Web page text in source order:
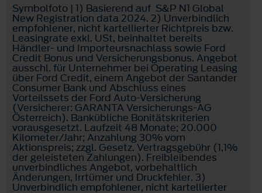
Symbolfoto | 1) Basierend auf S&P N1 Global
New Registration data 2024. 2) Unverbindlich
empfohlener, nicht kartellierter Richtpreis bzw.
Leasingrate exkl. USt, beinhaltet bereits
Händler- und Importeursnachlass sowie Ford
Credit Bonus und Versicherungsbonus. Angebot
ausschl. für Unternehmer bei Operating Leasing
über Ford Credit, einem Angebot der Santander
Consumer Bank und Abschluss eines
Vorteilssets der Ford Auto-Versicherung
(Versicherer: GARANTA Versicherungs-AG
Österreich). Bankübliche Bonitätskriterien
vorausgesetzt. Laufzeit 48 Monate; 20.000
Kilometer/Jahr; Anzahlung 30% vom
Aktionspreis; zzgl. Gesetz. Vertragsgebühr (1,1%
der geleisteten Zahlungen). Freibleibendes
unverbindliches Angebot, vorbehaltlich
Änderungen, Irrtümer und Druckfehler. 3)
Unverbindlich empfohlener, nicht kartellierter